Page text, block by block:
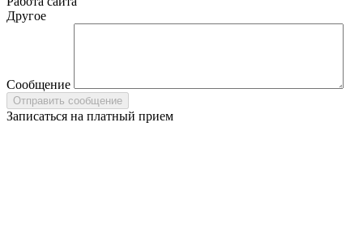
Другое
Сообщение
Записаться на платный прием